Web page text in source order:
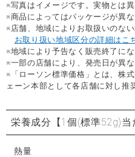
※写真はイメージです。実物とは
※商品によってはパッケージが異
※店舗、地域によりお取扱いのない
お取り扱い地域区分の詳細はこ
※地域により予告なく販売終了に
※一部の店舗により、発売日が異
※「ローソン標準価格」とは、株
ェーン本部として各店舗に対し推
栄養成分 【1個(標準52g)当
熱量